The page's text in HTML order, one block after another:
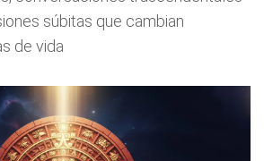
súbitas que cambian
de vida